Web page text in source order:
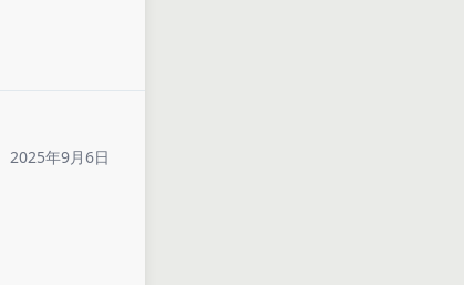
2025年9月6日